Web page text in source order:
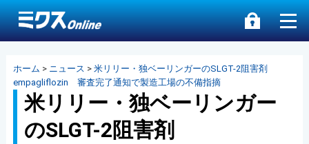
ホーム > ニュース > 米リリー・独ベーリンガーのSLGT-2阻害剤
empagliflozin 審査完了通知で製造工場の不備指摘
米リリー・独ベーリンガー
のSLGT-2阻害剤